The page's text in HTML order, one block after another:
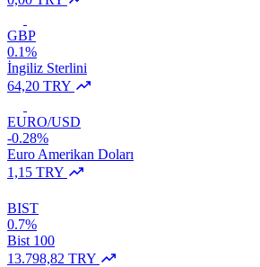
GBP
0.1%
İngiliz Sterlini
64,20 TRY
EURO/USD
-0.28%
Euro Amerikan Doları
1,15 TRY
BIST
0.7%
Bist 100
13.798,82 TRY